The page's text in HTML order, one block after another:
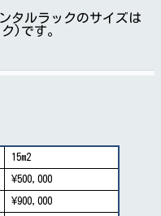
ルラックのサイズは
)です。
15m2
¥500,000
¥900,000